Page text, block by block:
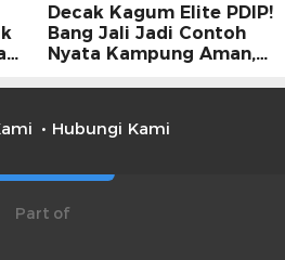
Decak Kagum Elite PDIP!
Bang Jali Jadi Contoh
Nyata Kampung Aman,
Hubungi Kami
Part of